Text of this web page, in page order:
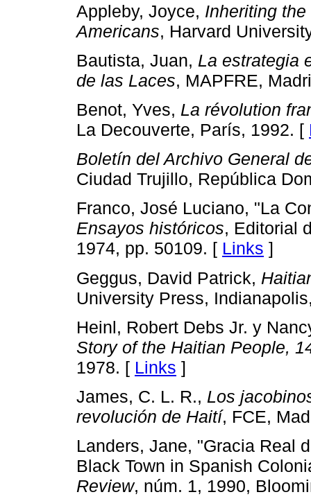
Appleby, Joyce, Inheriting
Americans, Harvard
Bautista, Juan, La estrategia
de las Laces, MAPFRE,
Benot, Yves, La révolution
La Decouverte, París, 1992. [
Boletín del Archivo General
Ciudad Trujillo, República
Franco, José Luciano, "La
Ensayos históricos, Editorial
1974, pp. 50­109. [ Links ]
Geggus, David Patrick,
University Press,
Heinl, Robert Debs Jr. y
Story of the Haitian People,
1978. [ Links ]
James, C. L. R., Los
revolución de Haití, FCE,
Landers, Jane, "Gracia Real
Black Town in Spanish
Review, núm. 1, 1990,